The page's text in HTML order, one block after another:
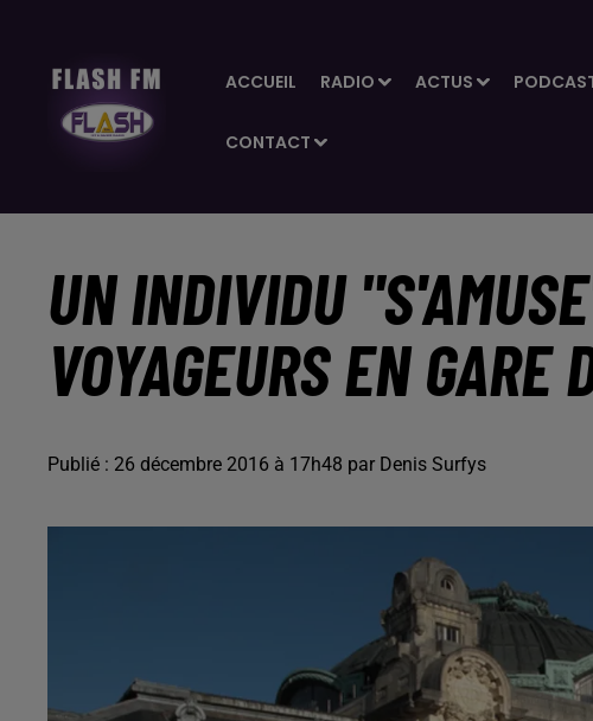
ACCUEIL RADIO ACTUS
CONTACT
UN INDIVIDU
VOYAGEURS EN GARE
Publié : 26 décembre 2016 à 17h48 par Denis Surfys